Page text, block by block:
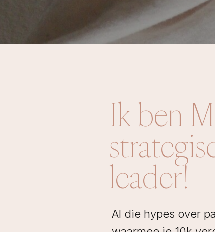
Ik ben
leader!
Al die hypes over